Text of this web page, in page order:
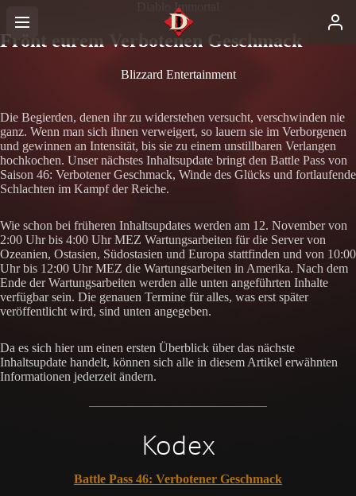
Diablo Immortal
Frönt eurem Verbotenen Geschmack
Blizzard Entertainment
Die Begierden, denen ihr zu widerstehen versucht, verschwinden nie
ganz. Wenn man sich ihnen verweigert, so lauern sie im Verborgenen
und gewinnen an Intensität, bis sie zu einem unstillbaren Verlangen
hochkochen. Unser nächstes Inhaltsupdate bringt den Battle Pass von
Saison 46: Verbotener Geschmack, Winde des Glücks und fortlaufende
Schlachten im Kampf der Reiche.
Wie schon bei früheren Inhaltsupdates werden am 12. November von
2:00 Uhr bis 4:00 Uhr MEZ Wartungsarbeiten für die Server von
Ozeanien, Ostasien, Südostasien und Europa stattfinden und von 10:00
Uhr bis 12:00 Uhr MEZ die Wartungsarbeiten in Amerika. Nach dem
Ende der Wartungsarbeiten werden alle unten angeführten Inhalte
verfügbar sein. Die genauen Termine für alles, was erst später
veröffentlicht wird, sind unten angegeben.
Da es sich hier um einen ersten Überblick über das nächste
Inhaltsupdate handelt, können sich alle in diesem Artikel erwähnten
Informationen jederzeit ändern.
Kodex
Battle Pass 46: Verbotener Geschmack